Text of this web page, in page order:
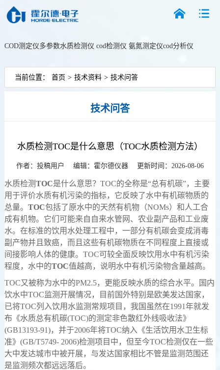
COD测定仪多参数水质检测仪 cod检测仪 氨氮测定仪cod分析仪
搜索
当前位置： 首页 > 技术资料 > 技术问答
技术问答
水质检测TOC是什么意思（TOC水质检测方法）
作者：投稿用户 编辑： 霍尔德仪器更新时间：2026-08-06
水质检测TOC是什么意思？TOC的全称是“总有机碳”，主要
用于评价水质有机污染的指标，它反映了水中有机碳物质的
总量。 TOC包括了原水中的天然有机物（NOMs）和人工合
成有机物。它们可能来自自来水管网、农业副产品和工业废
水。在标准的饮用水处理工程中，一部分有机碳会变成消毒
副产物并且致癌，而且这些有机碳物质在不同程度上直接或
间接影响人体的健康。TOC可较全面反映饮用水中有机污染
程度，水中的TOC值越高，说明水中有机污染物含量越高。
TOC又被称为水中的PM2.5，更能反映水质的综合水平。国内
饮水中TОC监测开展情况，目前国外特别是欧美发达国家，
已将TOC列入饮用水监测常规项目，我国虽然在1991年就发
布《水质总有机碳(TOC)的测定非色散红外线吸收法》
(GB13193-91)，并于2006年将TOC纳入《生活饮用水卫生标
准》(GB/T5749- 2006)检测项目中，但至今TOC检测仅在一些
大中发达城市中被开展，与发达国家相比不管是监测范围还
是监测频次都远远落后。